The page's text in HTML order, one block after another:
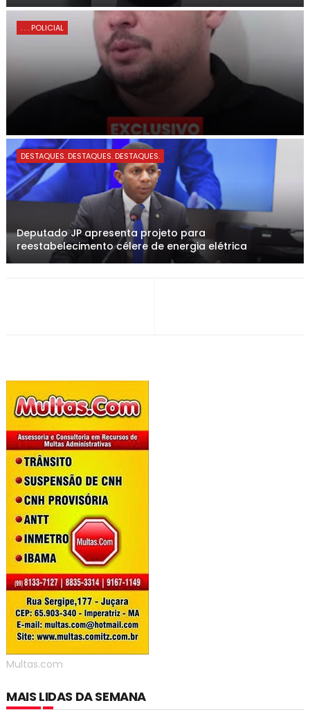
. . . POLICIAL
DESTAQUES. DESTAQUES. DESTAQUES.
Deputado JP apresenta projeto para
reestabelecimento célere de energia elétrica
Multas.com
MAIS LIDAS DA SEMANA